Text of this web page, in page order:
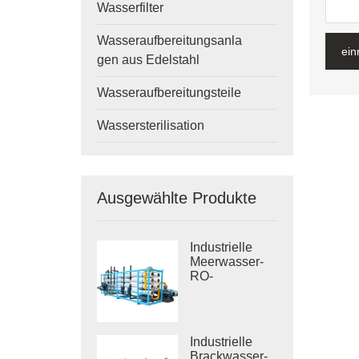
Wasserfilter
Wasseraufbereitungsanla
gen aus Edelstahl
Wasseraufbereitungsteile
Wassersterilisation
Ausgewählte Produkte
Industrielle
Meerwasser-
RO-
Industrielle
Brackwasser-